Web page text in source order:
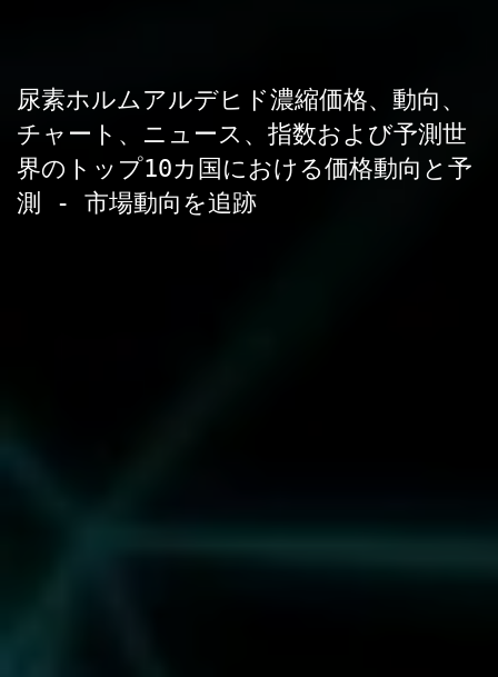
尿素ホルムアルデヒド濃縮価格、動向、
チャート、ニュース、指数および予測世
界のトップ10カ国における価格動向と予
測 - 市場動向を追跡